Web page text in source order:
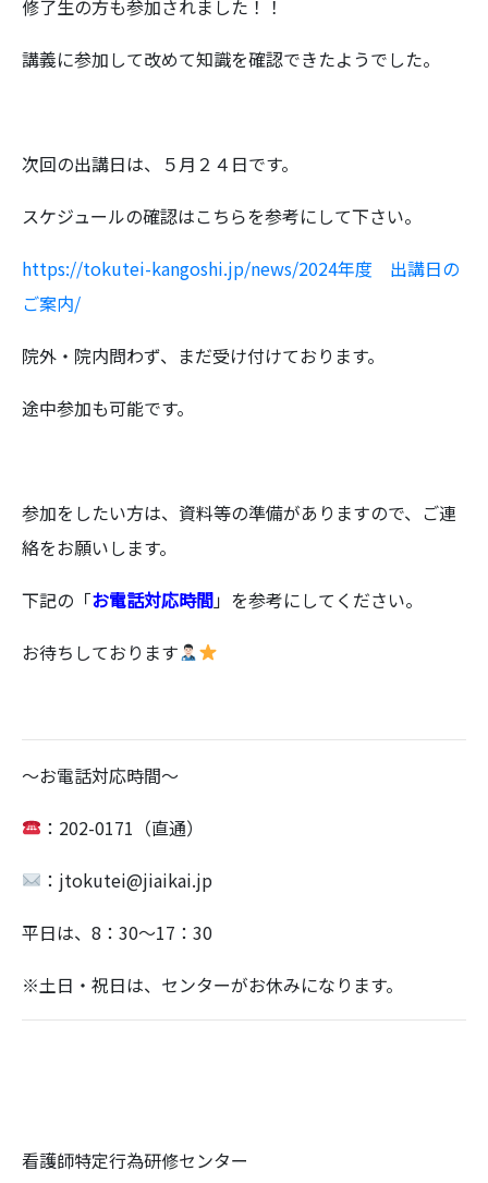
修了生の方も参加されました！！
講義に参加して改めて知識を確認できたようでした。
次回の出講日は、５月２４日です。
スケジュールの確認はこちらを参考にして下さい。
https://tokutei-kangoshi.jp/news/2024年度 出講日の
ご案内/
院外・院内問わず、まだ受け付けております。
途中参加も可能です。
参加をしたい方は、資料等の準備がありますので、ご連
絡をお願いします。
下記の「お電話対応時間」を参考にしてください。
お待ちしております
～お電話対応時間～
：202-0171（直通）
：jtokutei@jiaikai.jp
平日は、8：30～17：30
※土日・祝日は、センターがお休みになります。
看護師特定行為研修センター